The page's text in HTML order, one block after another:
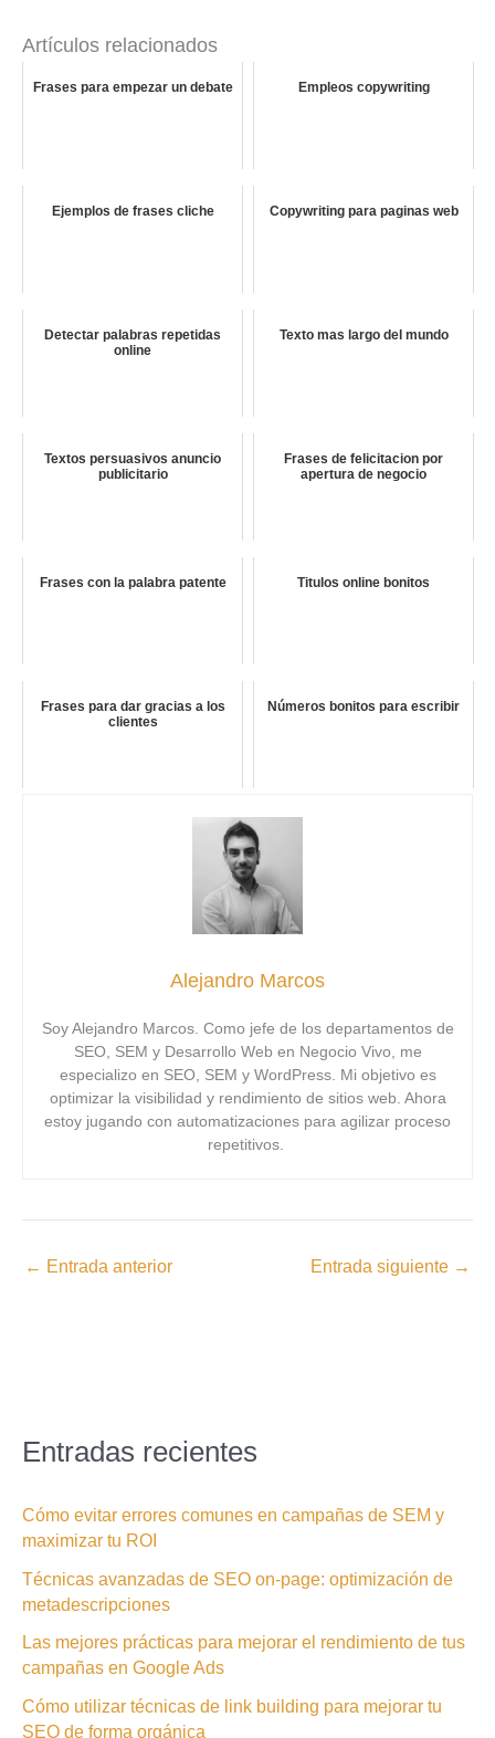
Artículos relacionados
Frases para empezar un debate Empleos copywriting
Ejemplos de frases cliche Copywriting para paginas web
Detectar palabras repetidas
online
Texto mas largo del mundo
Textos persuasivos anuncio
publicitario
Frases de felicitacion por
apertura de negocio
Frases con la palabra patente Titulos online bonitos
Frases para dar gracias a los
clientes
Números bonitos para escribir
Alejandro Marcos
Soy Alejandro Marcos. Como jefe de los departamentos de
SEO, SEM y Desarrollo Web en Negocio Vivo, me
especializo en SEO, SEM y WordPress. Mi objetivo es
optimizar la visibilidad y rendimiento de sitios web. Ahora
estoy jugando con automatizaciones para agilizar proceso
repetitivos.
← Entrada anterior Entrada siguiente →
Entradas recientes
Cómo evitar errores comunes en campañas de SEM y
maximizar tu ROI
Técnicas avanzadas de SEO on-page: optimización de
metadescripciones
Las mejores prácticas para mejorar el rendimiento de tus
campañas en Google Ads
Cómo utilizar técnicas de link building para mejorar tu
SEO de forma orgánica